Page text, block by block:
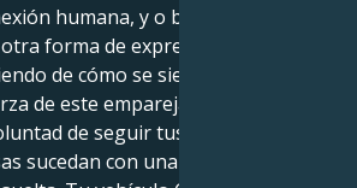
humana, y o bien te sientes
forma de expresar tu poder
de cómo se sienta moggy.
de este emparejamiento
de seguir tus instintos y
sucedan con una determinación